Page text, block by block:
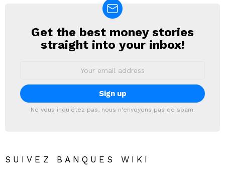
NEWSLETTER
Get the best money stories
straight into your inbox!
Ne vous inquiétez pas, nous n'envoyons pas de spam.
SUIVEZ BANQUES WIKI